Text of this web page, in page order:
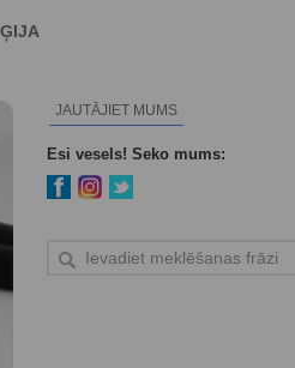
JAUTĀJIET MUMS
Esi vesels! Seko mums: